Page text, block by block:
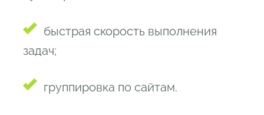
быстрая скорость выполнения
задач;
группировка по сайтам.